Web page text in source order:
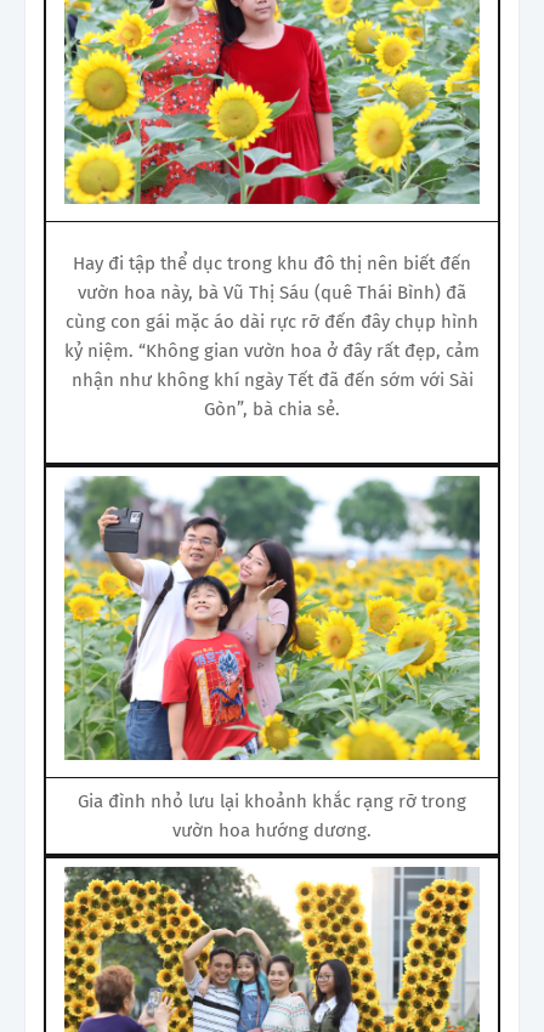
Hay đi tập thể dục trong khu đô thị nên biết đến
vườn hoa này, bà Vũ Thị Sáu (quê Thái Bình) đã
cùng con gái mặc áo dài rực rỡ đến đây chụp hình
kỷ niệm. “Không gian vườn hoa ở đây rất đẹp, cảm
nhận như không khí ngày Tết đã đến sớm với Sài
Gòn”, bà chia sẻ.
Gia đình nhỏ lưu lại khoảnh khắc rạng rỡ trong
vườn hoa hướng dương.